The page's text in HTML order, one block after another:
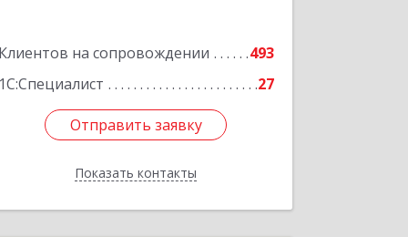
Клиентов на сопровождении
493
1С:Специалист
27
Отправить заявку
Показать контакты
Отправить заявку
Назад